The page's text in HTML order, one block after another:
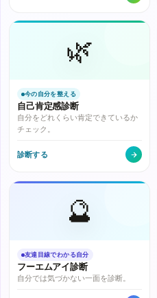
🌿
今の自分を整える
自己肯定感診断
自分をどれくらい肯定できているか
チェック。
診断する
🔮
友達目線でわかる自分
フーエムアイ診断
自分では気づかない一面を診断。